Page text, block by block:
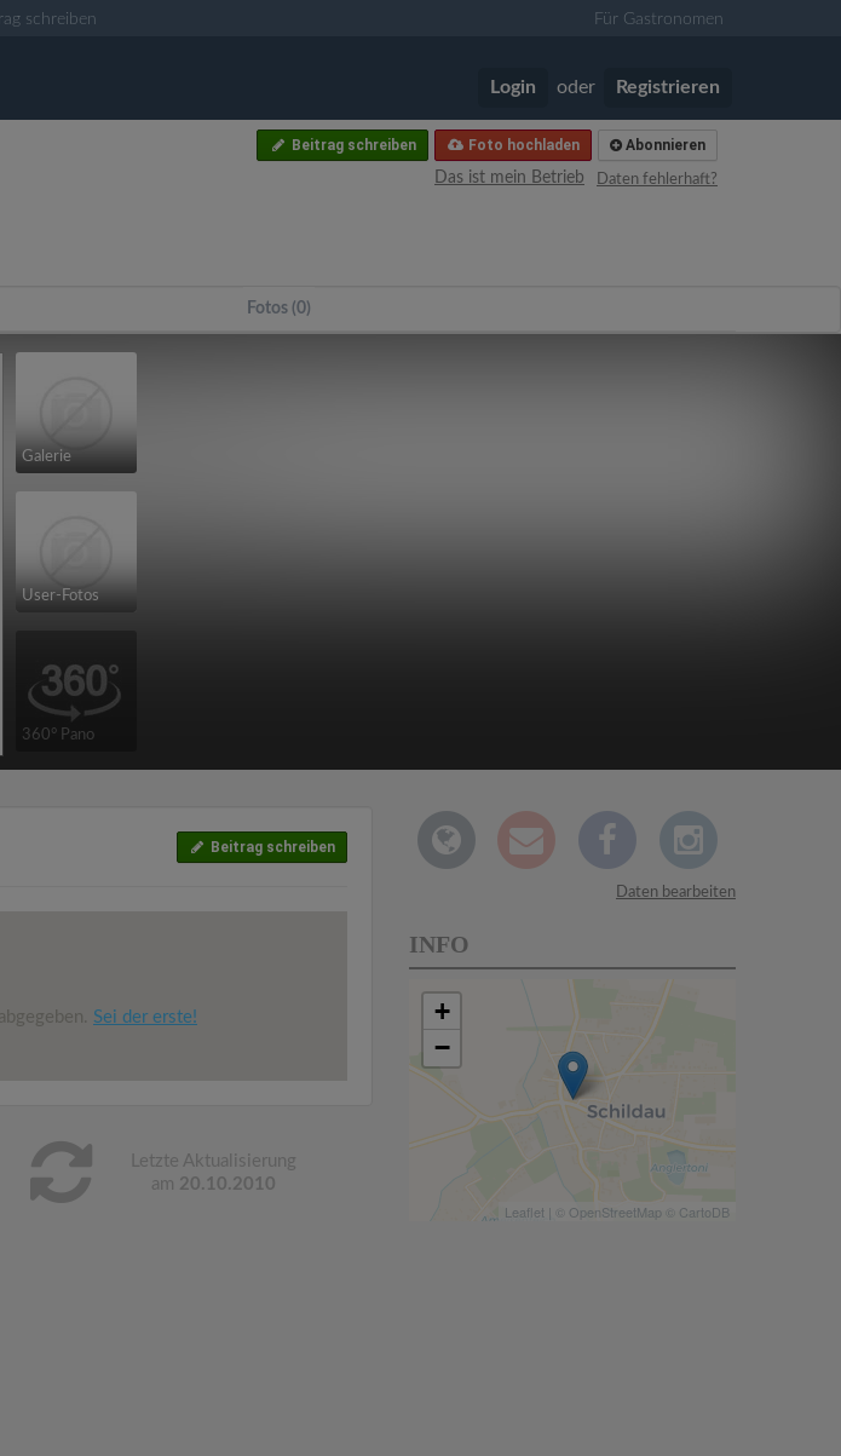
schreiben Für Gastronomen
Login oder Registrieren
Abonnieren
Foto hochladen
Beitrag schreiben
Daten fehlerhaft?
Das ist mein Betrieb
Fotos (0)
Galerie
User-Fotos
360° Pano
Beitrag schreiben
abgegeben. Sei der erste!
Letzte Aktualisierung
am 20.10.2010
Daten bearbeiten
INFO
+
−
Leaflet | © OpenStreetMap © CartoDB